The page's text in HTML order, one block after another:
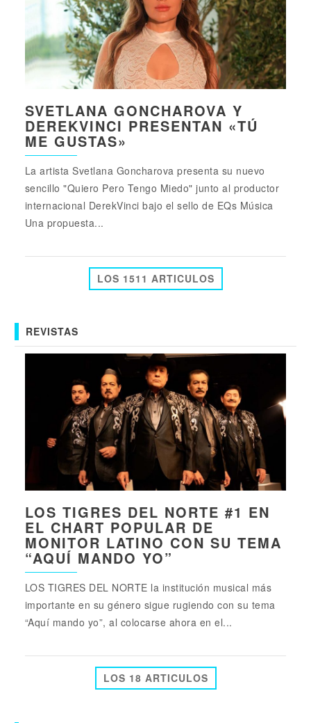
SVETLANA GONCHAROVA Y
DEREKVINCI PRESENTAN «TÚ
ME GUSTAS»
La artista Svetlana Goncharova presenta su nuevo
sencillo "Quiero Pero Tengo Miedo" junto al productor
internacional DerekVinci bajo el sello de EQs Música
Una propuesta...
LOS 1511 ARTICULOS
REVISTAS
LOS TIGRES DEL NORTE #1 EN
EL CHART POPULAR DE
MONITOR LATINO CON SU TEMA
“AQUÍ MANDO YO”
LOS TIGRES DEL NORTE la institución musical más
importante en su género sigue rugiendo con su tema
“Aquí mando yo”, al colocarse ahora en el...
LOS 18 ARTICULOS